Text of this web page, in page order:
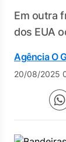
Em outra
dos EUA
Agência O
20/08/2025